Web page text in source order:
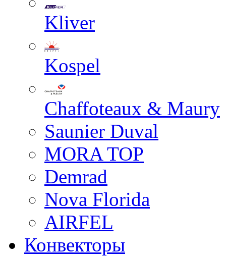
Kliver
Kospel
Chaffoteaux & Maury
Saunier Duval
MORA TOP
Demrad
Nova Florida
AIRFEL
Конвекторы